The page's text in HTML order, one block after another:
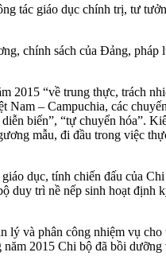
tác giáo dục chính trị, tư
chính sách của Đảng, pháp
2015 “về trung thực, trách
– Campuchia, các
biến”, “tự chuyển hóa”.
mẫu, đi đầu trong việc
dục, tính chiến đấu của
duy trì nề nếp sinh hoạt định
lý và phân công nhiệm vụ
2015 Chi bộ đã bồi